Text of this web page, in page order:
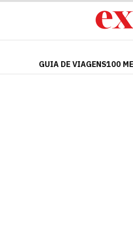
GUIA DE VIAGENS100